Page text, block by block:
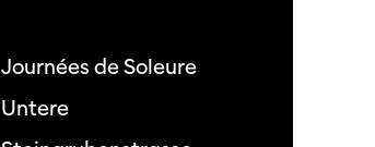
Journées de Soleure
Untere